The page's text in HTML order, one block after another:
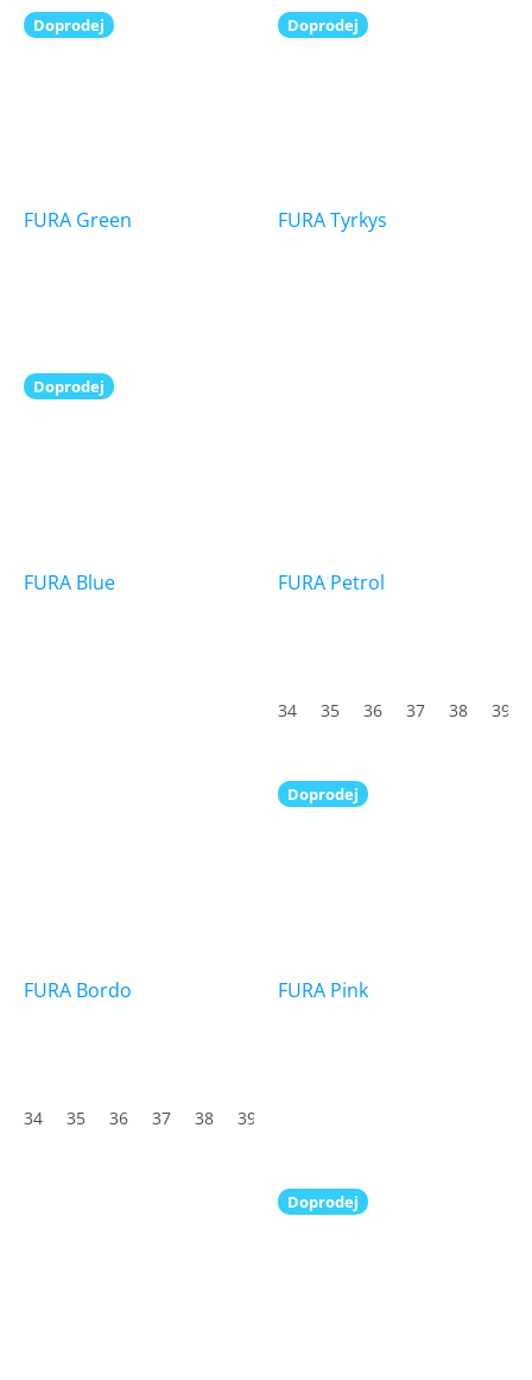
Doprodej
FURA Green
Doprodej
FURA Tyrkys
Doprodej
FURA Blue FURA Petrol
34 35 36 37 38 39
FURA Bordo
34 35 36 37 38 39
Doprodej
FURA Pink
Doprodej